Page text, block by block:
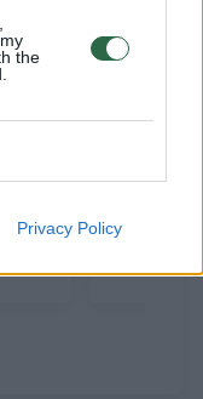
the
Privacy Policy
išgirdo